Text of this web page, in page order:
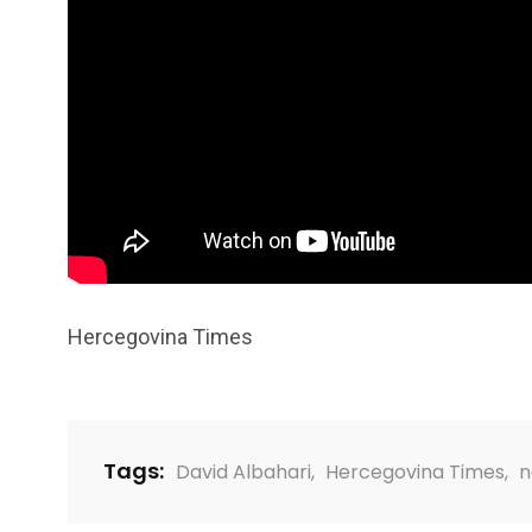
Hercegovina Times
Tags: David Albahari, Hercegovina Times,